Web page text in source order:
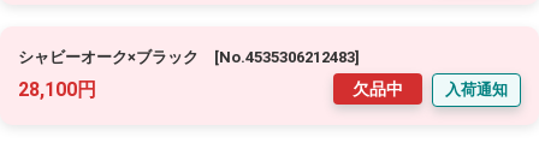
シャビーオーク×ブラック [No.4535306212483]
28,100円 欠品中 入荷通知